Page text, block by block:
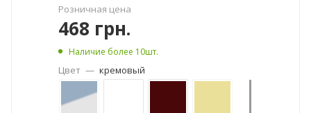
Розничная цена
468 грн.
Наличие более 10шт.
Цвет — кремовый